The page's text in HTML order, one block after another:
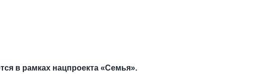
в рамках нацпроекта «Семья».